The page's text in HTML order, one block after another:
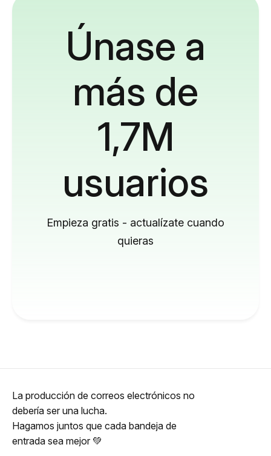
Únase a
más de
1,7M
usuarios
Empieza gratis - actualízate cuando
quieras
La producción de correos electrónicos no
debería ser una lucha.
Hagamos juntos que cada bandeja de
entrada sea mejor 💚